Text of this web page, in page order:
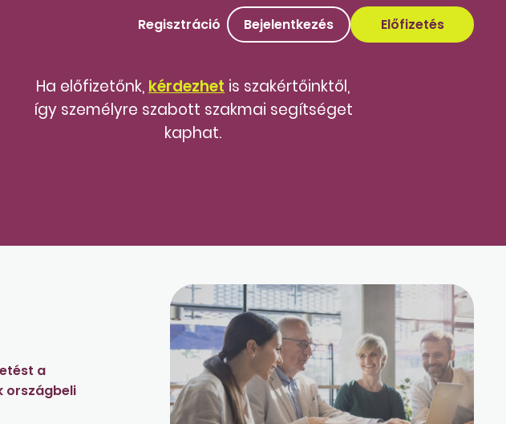
Regisztráció Bejelentkezés Előfizetés
Ha előfizetőnk, kérdezhet is szakértőinktől,
így személyre szabott szakmai segítséget
kaphat.
a
országbeli